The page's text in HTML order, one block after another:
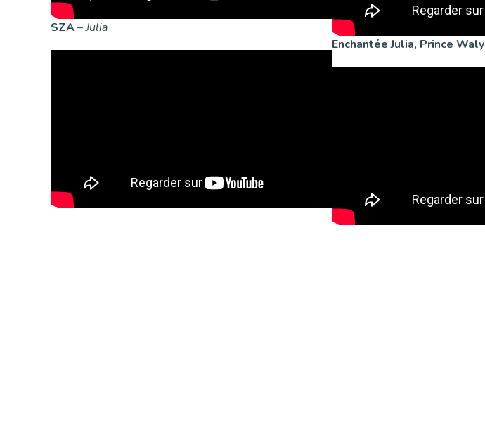
SZA–Julia
Enchantée Julia, Prince Waly